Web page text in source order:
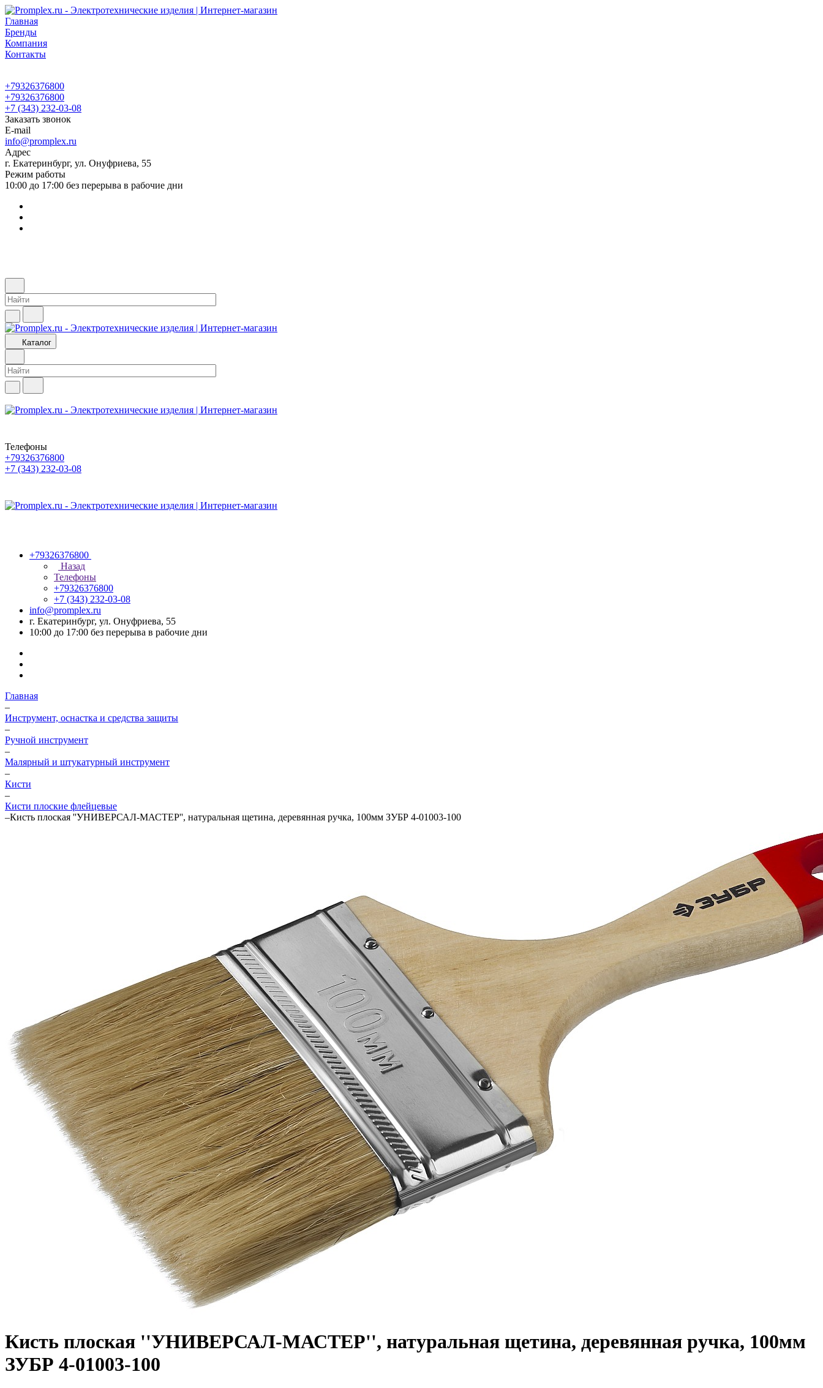
Главная
Бренды
Компания
Контакты
+79326376800
+79326376800
+7 (343) 232-03-08
Заказать звонок
E-mail
info@promplex.ru
Адрес
г. Екатеринбург, ул. Онуфриева, 55
Режим работы
10:00 до 17:00 без перерыва в рабочие дни
Каталог
Телефоны
+79326376800
+7 (343) 232-03-08
+79326376800
Назад
Телефоны
+79326376800
+7 (343) 232-03-08
info@promplex.ru
г. Екатеринбург, ул. Онуфриева, 55
10:00 до 17:00 без перерыва в рабочие дни
Главная
–
Инструмент, оснастка и средства защиты
–
Ручной инструмент
–
Малярный и штукатурный инструмент
–
Кисти
–
Кисти плоские флейцевые
–Кисть плоская ''УНИВЕРСАЛ-МАСТЕР'', натуральная щетина, деревянная ручка, 100мм ЗУБР 4-01003-100
Кисть плоская ''УНИВЕРСАЛ-МАСТЕР'', натуральная щетина, деревянная ручка, 100мм
ЗУБР 4-01003-100